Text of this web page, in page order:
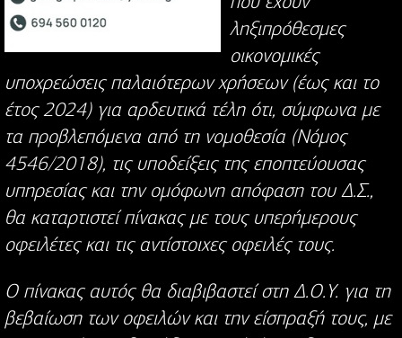
ληξιπρόθεσμες
οικονομικές
υποχρεώσεις παλαιότερων χρήσεων (έως και το
έτος 2024) για αρδευτικά τέλη ότι, σύμφωνα με
τα προβλεπόμενα από τη νομοθεσία (Νόμος
4546/2018), τις υποδείξεις της εποπτεύουσας
υπηρεσίας και την ομόφωνη απόφαση του Δ.Σ.,
θα καταρτιστεί πίνακας με τους υπερήμερους
οφειλέτες και τις αντίστοιχες οφειλές τους.
Ο πίνακας αυτός θα διαβιβαστεί στη Δ.Ο.Υ. για τη
βεβαίωση των οφειλών και την είσπραξή τους, με